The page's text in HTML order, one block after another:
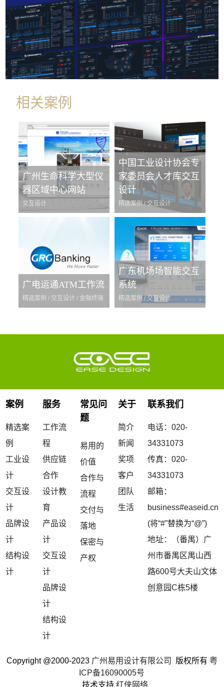
相关案例
广州生命科学大型仪
器区域中心网站
交互设计
中国工业设计协会专
家委员会人才库交互
设计
精选案例 / 交互设计
广电运通ATM工作流
精选案例 / 交互设计 / 金融终端
广东机场场智能交互
系统
精选案例 / 交互设计
案例
精选案
例
工业设
计
交互设
计
品牌设
计
结构设
计
服务
工作流
程
供应链
合作
设计教
育
产品设
计
交互设
计
品牌设
计
结构设
计
常见问
题
易用的
价值
合作与
流程
交付与
落地
保密与
产权
关于
简介
新闻
奖项
客户
团队
生活
联系我们
电话：020-
34331073
传真：020-
34331073
邮箱：
business#easeid.cn
(将“#”替换为“@”)
地址：（番禺）广
州市番禺区禺山西
路600号大夫山文体
创意园C栋5楼
Copyright @2000-2023 广州易用设计有限公司 版权所有 粤
ICP备16090005号
技术支持 红侠网络